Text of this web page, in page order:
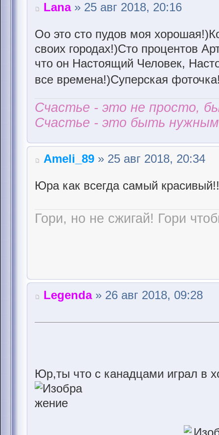
Lana» 25 авг 2018, 20:16
Оо это сто пудов моя
своих городах!)Сто процентов
что он Настоящий Человек,
все времена!)Суперская
Счастье - это не просто,
Счастье - это быть
Ameli_89 » 25 авг 2018, 20:34
Юра как всегда самый
Гори, но не сжигай! Гори
Legenda» 26 авг 2018, 09:28
Юр,ты что с канадцами играл в